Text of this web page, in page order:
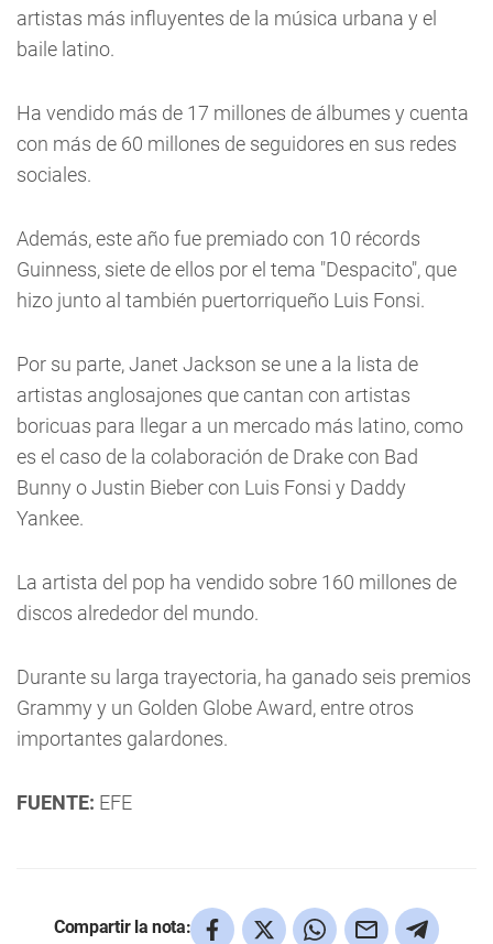
artistas más influyentes de la música urbana y el
baile latino.
Ha vendido más de 17 millones de álbumes y cuenta
con más de 60 millones de seguidores en sus redes
sociales.
Además, este año fue premiado con 10 récords
Guinness, siete de ellos por el tema "Despacito", que
hizo junto al también puertorriqueño Luis Fonsi.
Por su parte, Janet Jackson se une a la lista de
artistas anglosajones que cantan con artistas
boricuas para llegar a un mercado más latino, como
es el caso de la colaboración de Drake con Bad
Bunny o Justin Bieber con Luis Fonsi y Daddy
Yankee.
La artista del pop ha vendido sobre 160 millones de
discos alrededor del mundo.
Durante su larga trayectoria, ha ganado seis premios
Grammy y un Golden Globe Award, entre otros
importantes galardones.
FUENTE: EFE
Compartir la nota: